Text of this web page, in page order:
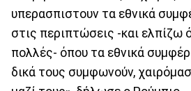
υπερασπιστουν τα εθνικά
στις περιπτώσεις -και ελπίζω
πολλές- όπου τα εθνικά
δικά τους συμφωνούν,